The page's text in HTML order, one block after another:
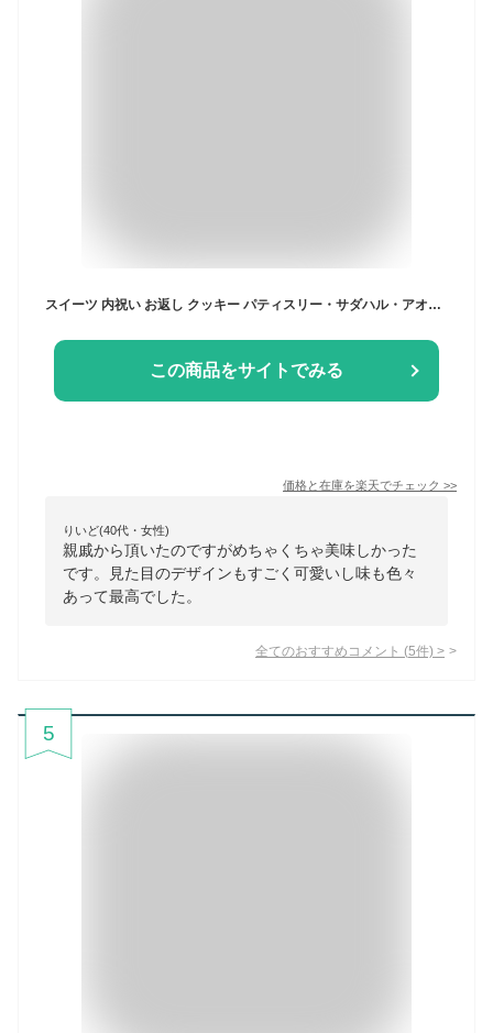
スイーツ 内祝い お返し クッキー パティスリー・サダハル・アオキ・パリ コフレ アソーティモン ドゥ ビスキュイ ドゥミ / クッキー缶 お菓子 ギフト 可愛い サダハルアオキ 詰め合わせ 写真 メッセージカード オシャレ ギフト gws
この商品をサイトでみる
価格と在庫を楽天でチェック >>
りいど(40代・女性)
親戚から頂いたのですがめちゃくちゃ美味しかった
です。見た目のデザインもすごく可愛いし味も色々
あって最高でした。
全てのおすすめコメント (5件) >
5